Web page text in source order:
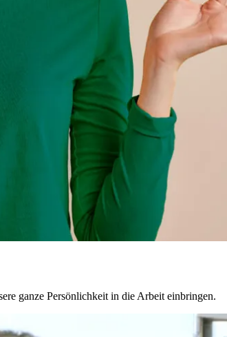
ganze Persönlichkeit in die Arbeit einbringen.